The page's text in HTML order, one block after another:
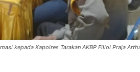
kepada Kapolres Tarakan AKBP Fillol Praja